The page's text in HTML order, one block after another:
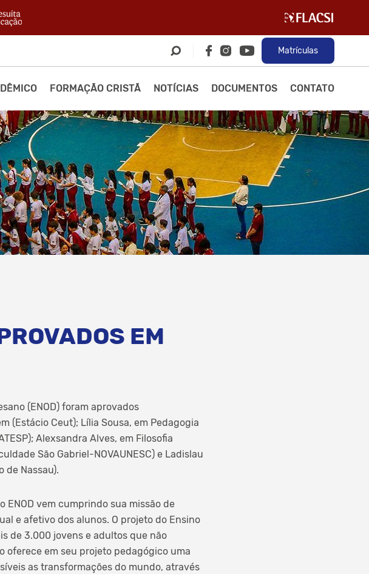
Matrículas
FORMAÇÃO CRISTÃ NOTÍCIAS DOCUMENTOS CONTATO
EM
(ENOD) foram aprovados
(Estácio Ceut); Lília Sousa, em Pedagogia
Alexsandra Alves, em Filosofia
São Gabriel-NOVAUNESC) e Ladislau
de Nassau).
ENOD vem cumprindo sua missão de
e afetivo dos alunos. O projeto do Ensino
de 3.000 jovens e adultos que não
oferece em seu projeto pedagógico uma
as transformações do mundo, através